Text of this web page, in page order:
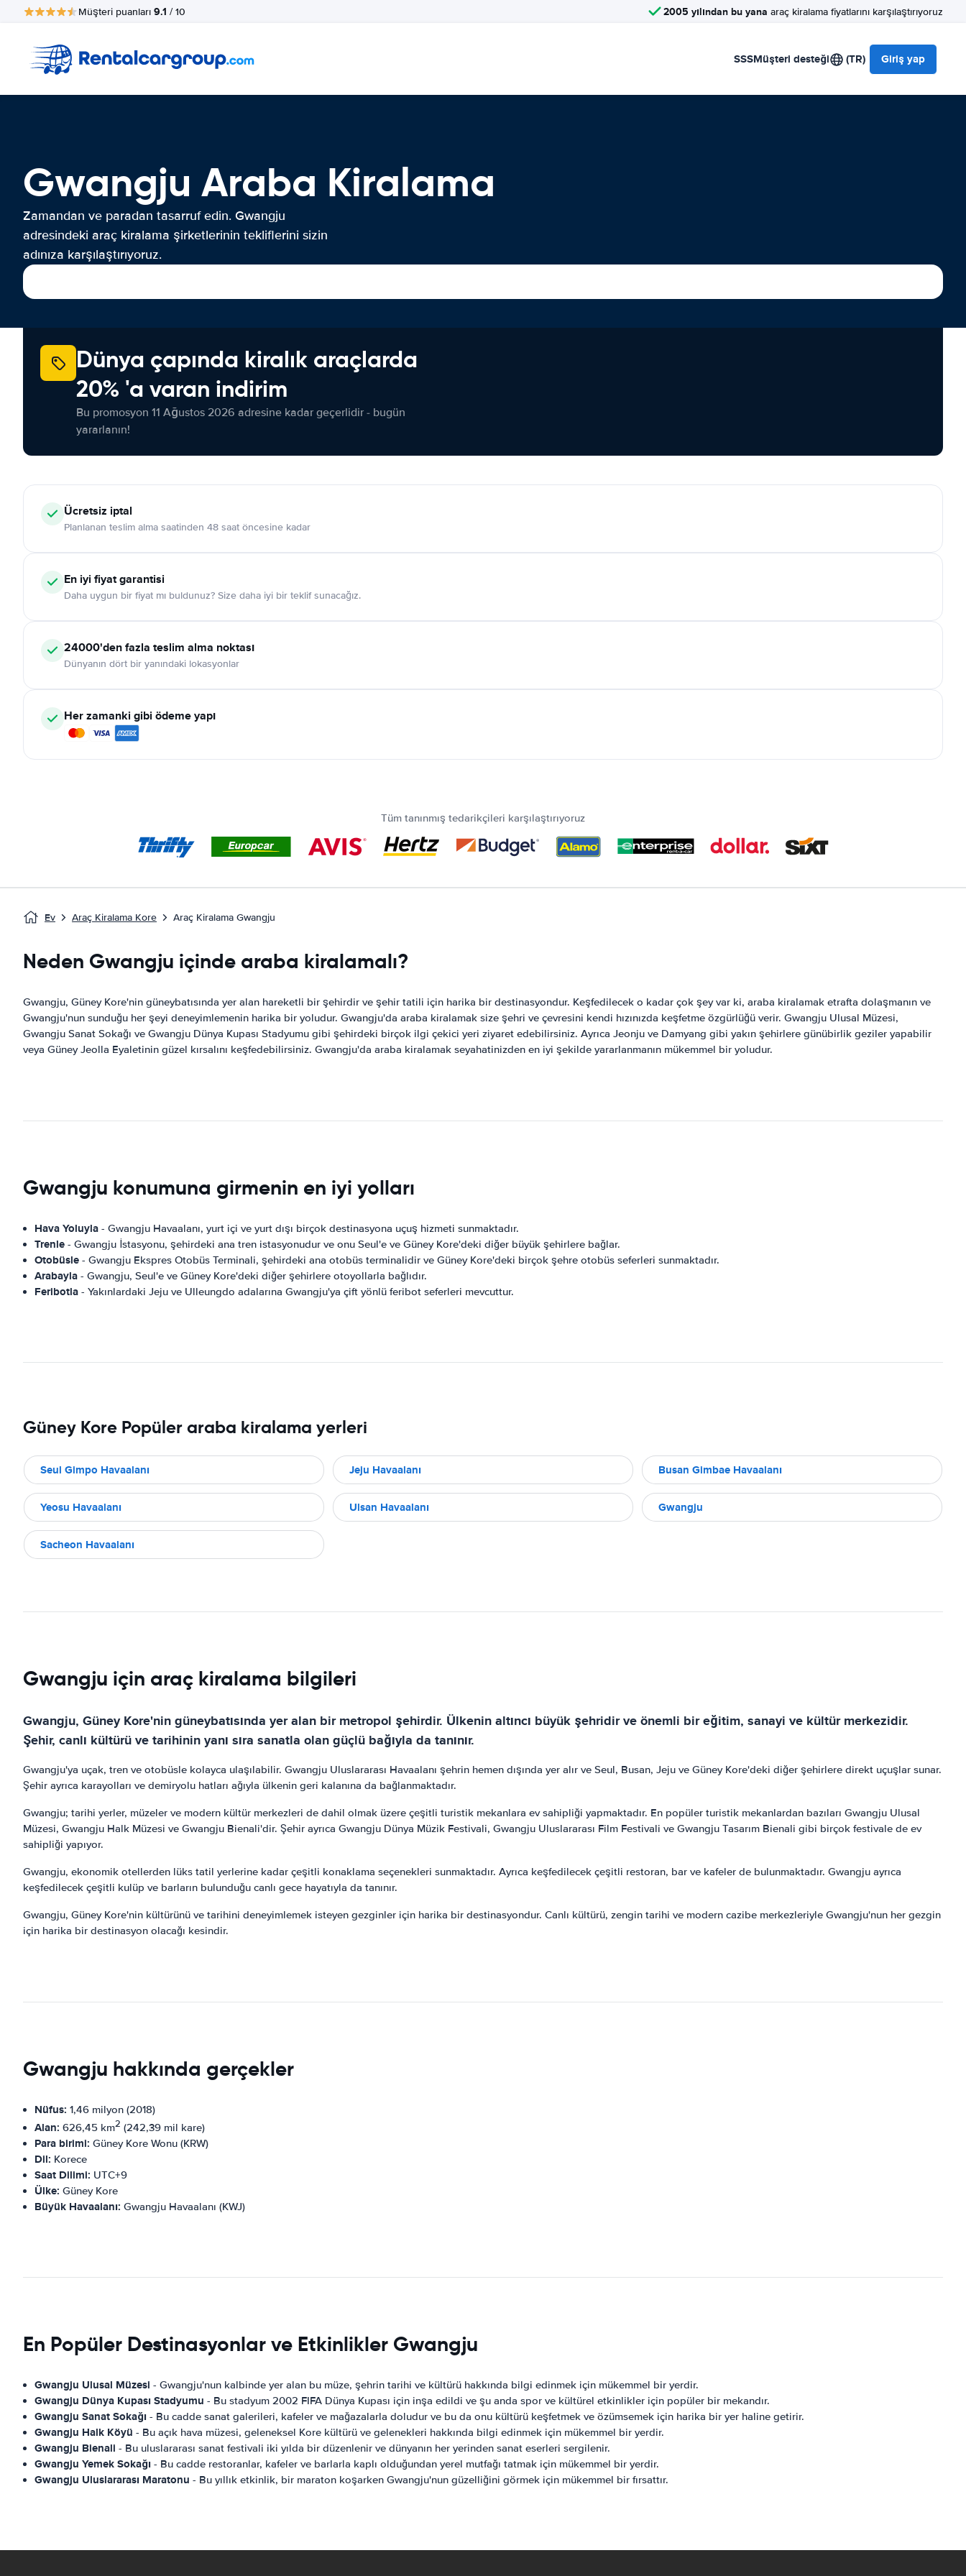
Müşteri puanları 9.1 / 10 2005 yılından bu yana araç kiralama fiyatlarını karşılaştırıyoruz
SSSMüşteri desteği (TR) Giriş yap
Gwangju Araba Kiralama
Zamandan ve paradan tasarruf edin. Gwangju
adresindeki araç kiralama şirketlerinin tekliflerini sizin
adınıza karşılaştırıyoruz.
Dünya çapında kiralık araçlarda
20% 'a varan indirim
Bu promosyon 11 Ağustos 2026 adresine kadar geçerlidir - bugün
yararlanın!
Ücretsiz iptal
Planlanan teslim alma saatinden 48 saat öncesine kadar
En iyi fiyat garantisi
Daha uygun bir fiyat mı buldunuz? Size daha iyi bir teklif sunacağız.
24000'den fazla teslim alma noktası
Dünyanın dört bir yanındaki lokasyonlar
Her zamanki gibi ödeme yapı
Tüm tanınmış tedarikçileri karşılaştırıyoruz
Ev Araç Kiralama Kore Araç Kiralama Gwangju
Neden Gwangju içinde araba kiralamalı?
Gwangju, Güney Kore'nin güneybatısında yer alan hareketli bir şehirdir ve şehir tatili için harika bir destinasyondur. Keşfedilecek o kadar çok şey var ki, araba kiralamak etrafta dolaşmanın ve
Gwangju'nun sunduğu her şeyi deneyimlemenin harika bir yoludur. Gwangju'da araba kiralamak size şehri ve çevresini kendi hızınızda keşfetme özgürlüğü verir. Gwangju Ulusal Müzesi,
Gwangju Sanat Sokağı ve Gwangju Dünya Kupası Stadyumu gibi şehirdeki birçok ilgi çekici yeri ziyaret edebilirsiniz. Ayrıca Jeonju ve Damyang gibi yakın şehirlere günübirlik geziler yapabilir
veya Güney Jeolla Eyaletinin güzel kırsalını keşfedebilirsiniz. Gwangju'da araba kiralamak seyahatinizden en iyi şekilde yararlanmanın mükemmel bir yoludur.
Gwangju konumuna girmenin en iyi yolları
Hava Yoluyla - Gwangju Havaalanı, yurt içi ve yurt dışı birçok destinasyona uçuş hizmeti sunmaktadır.
Trenle - Gwangju İstasyonu, şehirdeki ana tren istasyonudur ve onu Seul'e ve Güney Kore'deki diğer büyük şehirlere bağlar.
Otobüsle - Gwangju Ekspres Otobüs Terminali, şehirdeki ana otobüs terminalidir ve Güney Kore'deki birçok şehre otobüs seferleri sunmaktadır.
Arabayla - Gwangju, Seul'e ve Güney Kore'deki diğer şehirlere otoyollarla bağlıdır.
Feribotla - Yakınlardaki Jeju ve Ulleungdo adalarına Gwangju'ya çift yönlü feribot seferleri mevcuttur.
Güney Kore Popüler araba kiralama yerleri
Seul Gimpo Havaalanı Jeju Havaalanı Busan Gimbae Havaalanı
Yeosu Havaalanı Ulsan Havaalanı Gwangju
Sacheon Havaalanı
Gwangju için araç kiralama bilgileri
Gwangju, Güney Kore'nin güneybatısında yer alan bir metropol şehirdir. Ülkenin altıncı büyük şehridir ve önemli bir eğitim, sanayi ve kültür merkezidir.
Şehir, canlı kültürü ve tarihinin yanı sıra sanatla olan güçlü bağıyla da tanınır.
Gwangju'ya uçak, tren ve otobüsle kolayca ulaşılabilir. Gwangju Uluslararası Havaalanı şehrin hemen dışında yer alır ve Seul, Busan, Jeju ve Güney Kore'deki diğer şehirlere direkt uçuşlar sunar.
Şehir ayrıca karayolları ve demiryolu hatları ağıyla ülkenin geri kalanına da bağlanmaktadır.
Gwangju; tarihi yerler, müzeler ve modern kültür merkezleri de dahil olmak üzere çeşitli turistik mekanlara ev sahipliği yapmaktadır. En popüler turistik mekanlardan bazıları Gwangju Ulusal
Müzesi, Gwangju Halk Müzesi ve Gwangju Bienali'dir. Şehir ayrıca Gwangju Dünya Müzik Festivali, Gwangju Uluslararası Film Festivali ve Gwangju Tasarım Bienali gibi birçok festivale de ev
sahipliği yapıyor.
Gwangju, ekonomik otellerden lüks tatil yerlerine kadar çeşitli konaklama seçenekleri sunmaktadır. Ayrıca keşfedilecek çeşitli restoran, bar ve kafeler de bulunmaktadır. Gwangju ayrıca
keşfedilecek çeşitli kulüp ve barların bulunduğu canlı gece hayatıyla da tanınır.
Gwangju, Güney Kore'nin kültürünü ve tarihini deneyimlemek isteyen gezginler için harika bir destinasyondur. Canlı kültürü, zengin tarihi ve modern cazibe merkezleriyle Gwangju'nun her gezgin
için harika bir destinasyon olacağı kesindir.
Gwangju hakkında gerçekler
Nüfus: 1,46 milyon (2018)
Alan: 626,45 km2 (242,39 mil kare)
Para birimi: Güney Kore Wonu (KRW)
Dil: Korece
Saat Dilimi: UTC+9
Ülke: Güney Kore
Büyük Havaalanı: Gwangju Havaalanı (KWJ)
En Popüler Destinasyonlar ve Etkinlikler Gwangju
Gwangju Ulusal Müzesi - Gwangju'nun kalbinde yer alan bu müze, şehrin tarihi ve kültürü hakkında bilgi edinmek için mükemmel bir yerdir.
Gwangju Dünya Kupası Stadyumu - Bu stadyum 2002 FIFA Dünya Kupası için inşa edildi ve şu anda spor ve kültürel etkinlikler için popüler bir mekandır.
Gwangju Sanat Sokağı - Bu cadde sanat galerileri, kafeler ve mağazalarla doludur ve bu da onu kültürü keşfetmek ve özümsemek için harika bir yer haline getirir.
Gwangju Halk Köyü - Bu açık hava müzesi, geleneksel Kore kültürü ve gelenekleri hakkında bilgi edinmek için mükemmel bir yerdir.
Gwangju Bienali - Bu uluslararası sanat festivali iki yılda bir düzenlenir ve dünyanın her yerinden sanat eserleri sergilenir.
Gwangju Yemek Sokağı - Bu cadde restoranlar, kafeler ve barlarla kaplı olduğundan yerel mutfağı tatmak için mükemmel bir yerdir.
Gwangju Uluslararası Maratonu - Bu yıllık etkinlik, bir maraton koşarken Gwangju'nun güzelliğini görmek için mükemmel bir fırsattır.